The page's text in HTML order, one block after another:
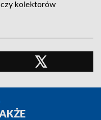
czy kolektorów